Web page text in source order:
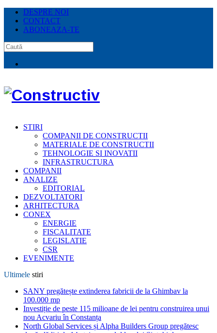
DESPRE NOI
CONTACT
ABONEAZA-TE
STIRI
COMPANII DE CONSTRUCTII
MATERIALE DE CONSTRUCTII
TEHNOLOGIE SI INOVATII
INFRASTRUCTURA
COMPANII
ANALIZE
EDITORIAL
DEZVOLTATORI
ARHITECTURA
CONEX
ENERGIE
FISCALITATE
LEGISLATIE
CSR
EVENIMENTE
Ultimele stiri
SANY pregătește extinderea fabricii de la Ghimbav la
100.000 mp
Investiție de peste 115 milioane de lei pentru construirea unui
nou Acvariu în Constanța
North Global Services și Alpha Builders Group pregătesc